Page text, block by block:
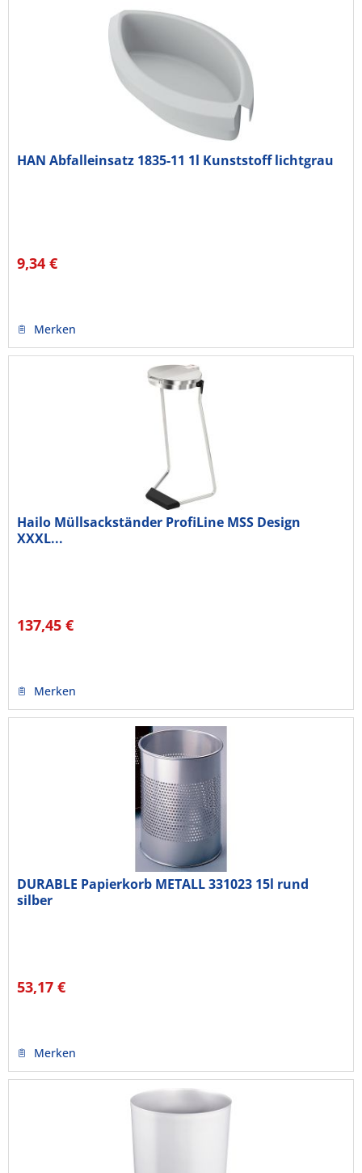
HAN Abfalleinsatz 1835-11 1l Kunststoff lichtgrau
9,34 €
Merken
Hailo Müllsackständer ProfiLine MSS Design
XXXL...
137,45 €
Merken
DURABLE Papierkorb METALL 331023 15l rund
silber
53,17 €
Merken